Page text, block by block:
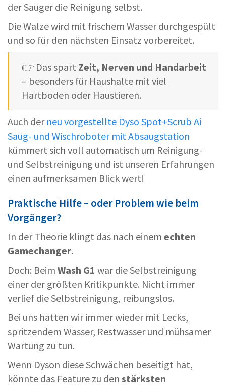
der Sauger die Reinigung selbst.
Die Walze wird mit frischem Wasser durchgespült
und so für den nächsten Einsatz vorbereitet.
👉 Das spart Zeit, Nerven und Handarbeit
– besonders für Haushalte mit viel
Hartboden oder Haustieren.
Auch der neu vorgestellte Dyso Spot+Scrub Ai
Saug- und Wischroboter mit Absaugstation
kümmert sich voll automatisch um Reinigung-
und Selbstreinigung und ist unseren Erfahrungen
einen aufmerksamen Blick wert!
Praktische Hilfe – oder Problem wie beim
Vorgänger?
In der Theorie klingt das nach einem echten
Gamechanger.
Doch: Beim Wash G1 war die Selbstreinigung
einer der größten Kritikpunkte. Nicht immer
verlief die Selbstreinigung, reibungslos.
Bei uns hatten wir immer wieder mit Lecks,
spritzendem Wasser, Restwasser und mühsamer
Wartung zu tun.
Wenn Dyson diese Schwächen beseitigt hat,
könnte das Feature zu den stärksten